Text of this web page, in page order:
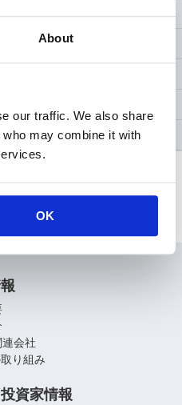
About
our traffic. We also share
may combine it with
OK
個人投資家の皆様へ
IRカレンダー
免責事項
会社
り組み
資家情報